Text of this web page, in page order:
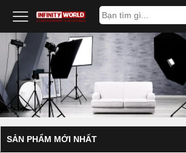
SẢN PHẨM MỚI NHẤT